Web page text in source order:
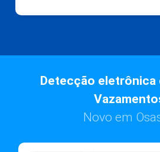
Detecção eletrônica
Novo em